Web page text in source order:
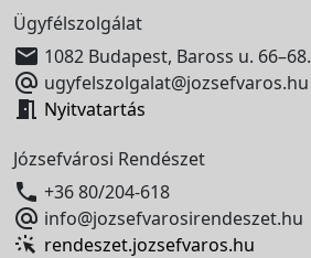
Ügyfélszolgálat
 1082 Budapest, Baross u. 66–68.
 ugyfelszolgalat@jozsefvaros.hu
 Nyitvatartás
Józsefvárosi Rendészet
 +36 80/204-618
 info@jozsefvarosirendeszet.hu
rendeszet.jozsefvaros.hu